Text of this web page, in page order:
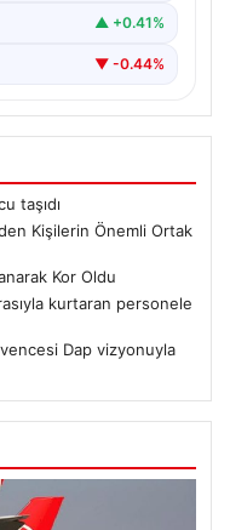
▲ +0.41%
▼ -0.44%
taşıdı
Kişilerin Önemli Ortak
Kor Oldu
kurtaran personele
Dap vizyonuyla